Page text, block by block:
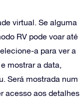
virtual. Se alguma
RV pode voar até
a para ver a
mostrar a data,
Será mostrada num
acesso aos detalhes